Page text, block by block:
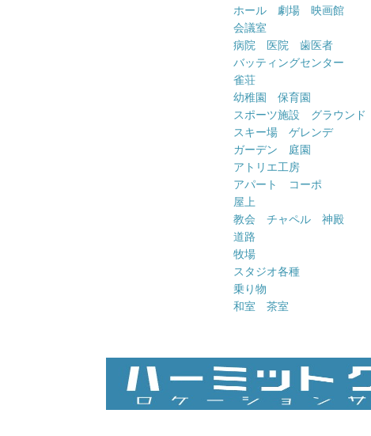
ホール 劇場 映画館
会議室
病院 医院 歯医者
バッティングセンター
雀荘
幼稚園 保育園
スポーツ施設 グラウンド
スキー場 ゲレンデ
ガーデン 庭園
アトリエ工房
アパート コーポ
屋上
教会 チャペル 神殿
道路
牧場
スタジオ各種
乗り物
和室 茶室